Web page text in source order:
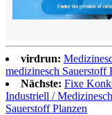
virdrun:
medizinesch Sauerstoff
Nächste: Fixe
Industriell /
Sauerstoff Planzen